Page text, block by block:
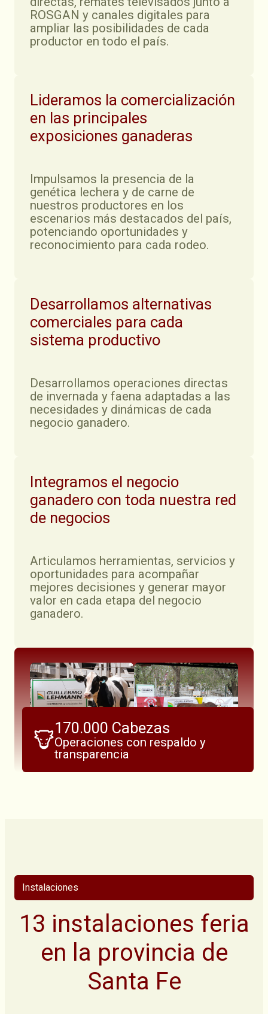
170.000 Cabezas
Operaciones con respaldo y
transparencia
ROSGAN y canales digitales para
ampliar las posibilidades de cada
productor en todo el país.
Lideramos la comercialización
en las principales
exposiciones ganaderas
Impulsamos la presencia de la
genética lechera y de carne de
nuestros productores en los
escenarios más destacados del país,
potenciando oportunidades y
reconocimiento para cada rodeo.
Desarrollamos alternativas
comerciales para cada
sistema productivo
Desarrollamos operaciones directas
de invernada y faena adaptadas a las
necesidades y dinámicas de cada
negocio ganadero.
Integramos el negocio
ganadero con toda nuestra red
de negocios
Articulamos herramientas, servicios y
oportunidades para acompañar
mejores decisiones y generar mayor
valor en cada etapa del negocio
ganadero.
Instalaciones
13 instalaciones feria
en la provincia de
Santa Fe